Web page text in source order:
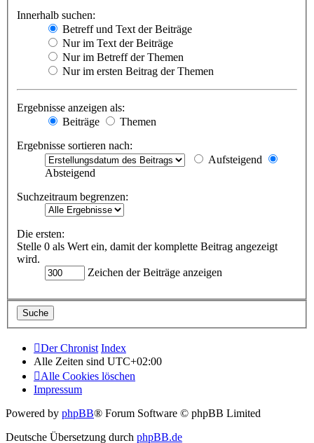
Innerhalb suchen:
Betreff und Text der Beiträge
Nur im Text der Beiträge
Nur im Betreff der Themen
Nur im ersten Beitrag der Themen
Ergebnisse anzeigen als:
Beiträge
Themen
Ergebnisse sortieren nach:
Aufsteigend
Absteigend
Suchzeitraum begrenzen:
Die ersten:
Stelle 0 als Wert ein, damit der komplette Beitrag angezeigt
wird.
Zeichen der Beiträge anzeigen
Der Chronist Index
Alle Zeiten sind UTC+02:00
Alle Cookies löschen
Impressum
Powered by phpBB® Forum Software © phpBB Limited
Deutsche Übersetzung durch phpBB.de